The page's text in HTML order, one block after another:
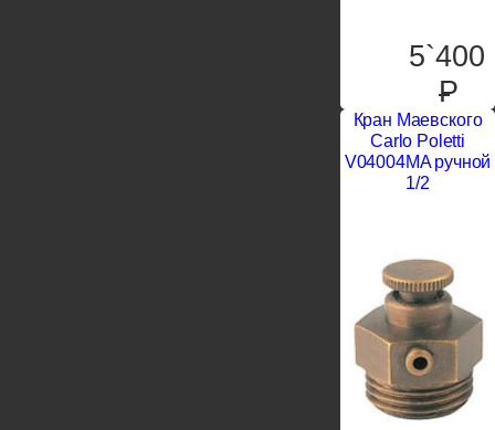
5`400
P
Кран Маевского
Carlo Poletti
V04004MA ручной
1/2